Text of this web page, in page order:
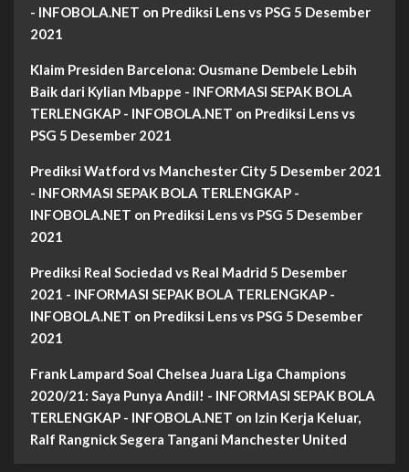
- INFOBOLA.NET on Prediksi Lens vs PSG 5 Desember
2021
Klaim Presiden Barcelona: Ousmane Dembele Lebih
Baik dari Kylian Mbappe - INFORMASI SEPAK BOLA
TERLENGKAP - INFOBOLA.NET on Prediksi Lens vs
PSG 5 Desember 2021
Prediksi Watford vs Manchester City 5 Desember 2021
- INFORMASI SEPAK BOLA TERLENGKAP -
INFOBOLA.NET on Prediksi Lens vs PSG 5 Desember
2021
Prediksi Real Sociedad vs Real Madrid 5 Desember
2021 - INFORMASI SEPAK BOLA TERLENGKAP -
INFOBOLA.NET on Prediksi Lens vs PSG 5 Desember
2021
Frank Lampard Soal Chelsea Juara Liga Champions
2020/21: Saya Punya Andil! - INFORMASI SEPAK BOLA
TERLENGKAP - INFOBOLA.NET on Izin Kerja Keluar,
Ralf Rangnick Segera Tangani Manchester United